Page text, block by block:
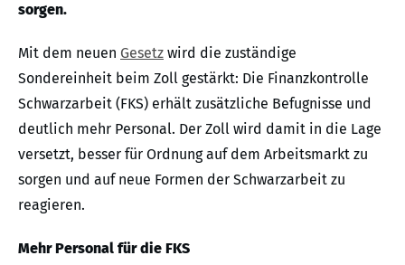
sorgen.
Mit dem neuen Gesetz wird die zuständige
Sondereinheit beim Zoll gestärkt: Die Finanzkontrolle
Schwarzarbeit (FKS) erhält zusätzliche Befugnisse und
deutlich mehr Personal. Der Zoll wird damit in die Lage
versetzt, besser für Ordnung auf dem Arbeitsmarkt zu
sorgen und auf neue Formen der Schwarzarbeit zu
reagieren.
Mehr Personal für die FKS